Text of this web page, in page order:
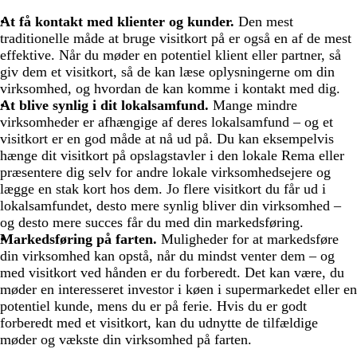
At få kontakt med klienter og kunder. Den mest
traditionelle måde at bruge visitkort på er også en af de mest
effektive. Når du møder en potentiel klient eller partner, så
giv dem et visitkort, så de kan læse oplysningerne om din
virksomhed, og hvordan de kan komme i kontakt med dig.
At blive synlig i dit lokalsamfund. Mange mindre
virksomheder er afhængige af deres lokalsamfund – og et
visitkort er en god måde at nå ud på. Du kan eksempelvis
hænge dit visitkort på opslagstavler i den lokale Rema eller
præsentere dig selv for andre lokale virksomhedsejere og
lægge en stak kort hos dem. Jo flere visitkort du får ud i
lokalsamfundet, desto mere synlig bliver din virksomhed –
og desto mere succes får du med din markedsføring.
Markedsføring på farten. Muligheder for at markedsføre
din virksomhed kan opstå, når du mindst venter dem – og
med visitkort ved hånden er du forberedt. Det kan være, du
møder en interesseret investor i køen i supermarkedet eller en
potentiel kunde, mens du er på ferie. Hvis du er godt
forberedt med et visitkort, kan du udnytte de tilfældige
møder og vækste din virksomhed på farten.